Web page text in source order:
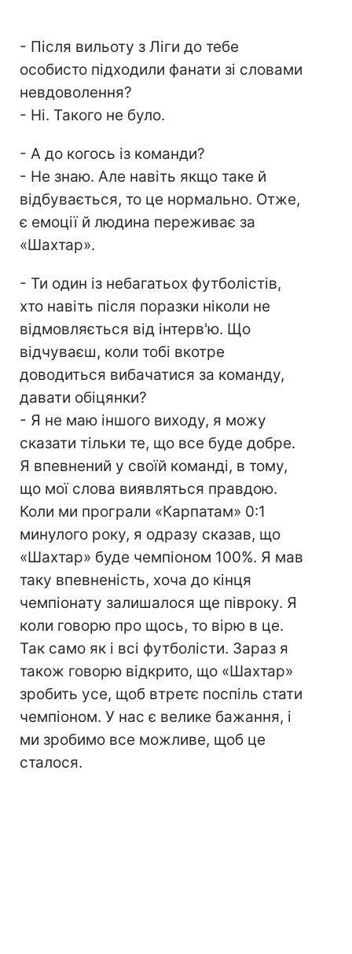
- Після вильоту з Ліги до тебе
особисто підходили фанати зі словами
невдоволення?
- Ні. Такого не було.
- А до когось із команди?
- Не знаю. Але навіть якщо таке й
відбувається, то це нормально. Отже,
є емоції й людина переживає за
«Шахтар».
- Ти один із небагатьох футболістів,
хто навіть після поразки ніколи не
відмовляється від інтерв'ю. Що
відчуваєш, коли тобі вкотре
доводиться вибачатися за команду,
давати обіцянки?
- Я не маю іншого виходу, я можу
сказати тільки те, що все буде добре.
Я впевнений у своїй команді, в тому,
що мої слова виявляться правдою.
Коли ми програли «Карпатам» 0:1
минулого року, я одразу сказав, що
«Шахтар» буде чемпіоном 100%. Я мав
таку впевненість, хоча до кінця
чемпіонату залишалося ще півроку. Я
коли говорю про щось, то вірю в це.
Так само як і всі футболісти. Зараз я
також говорю відкрито, що «Шахтар»
зробить усе, щоб втретє поспіль стати
чемпіоном. У нас є велике бажання, і
ми зробимо все можливе, щоб це
сталося.